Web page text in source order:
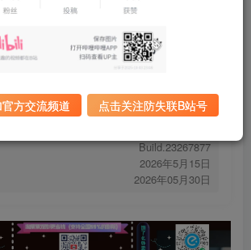
载
全站统一解压密码：
下载 UC下载
1.2GB
Build.23267877
2026年5月15日
2026年05月30日
方交流频道 点击关注防失联B站号